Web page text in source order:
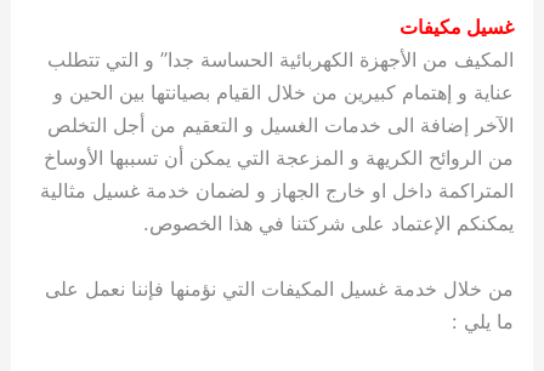
غسيل مكيفات
المكيف من الأجهزة الكهربائية الحساسة جدا” و التي تتطلب
عناية و إهتمام كبيرين من خلال القيام بصيانتها بين الحين و
الآخر إضافة الى خدمات الغسيل و التعقيم من أجل التخلص
من الروائح الكريهة و المزعجة التي يمكن أن تسببها الأوساخ
المتراكمة داخل او خارج الجهاز و لضمان خدمة غسيل مثالية
يمكنكم الإعتماد على شركتنا في هذا الخصوص.
من خلال خدمة غسيل المكيفات التي نؤمنها فإننا نعمل على
ما يلي :